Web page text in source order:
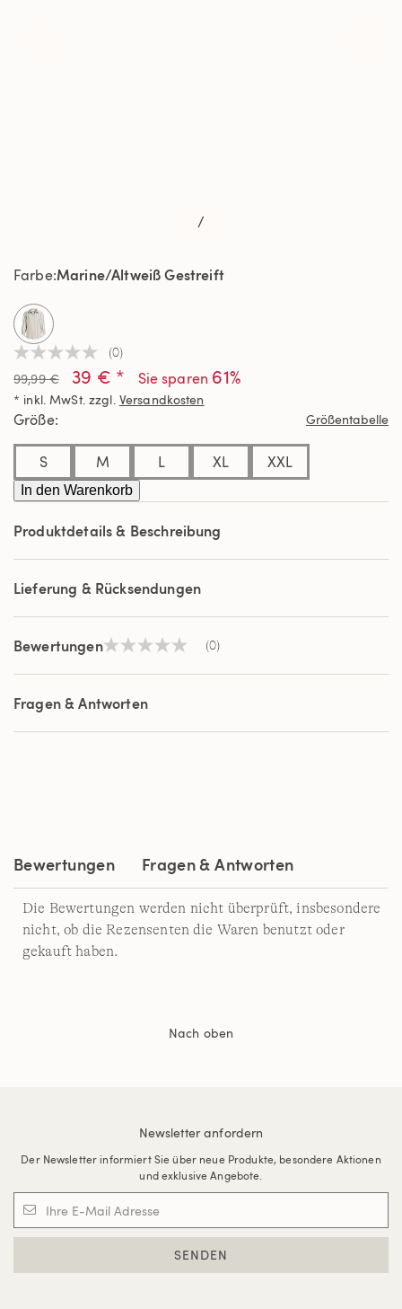
/
Kein
Beurteilungswert
Link
auf
derselben
(0)
99,99 € 39 € * Sie sparen 61%
* inkl. MwSt. zzgl. Versandkosten
FarbeMarine/Altweiß Gestreift
selected
Größe Größentabelle
S M L XL XXL
In den Warenkorb
Produktdetails & Beschreibung
Lieferung & Rücksendungen
BewertungenKein
Link
derselben
(0)
Fragen & Antworten
Bewertungen Fragen & Antworten
Die Bewertungen werden nicht überprüft, insbesondere
nicht, ob die Rezensenten die Waren benutzt oder
gekauft haben.
Nach oben
Newsletter anfordern
Der Newsletter informiert Sie über neue Produkte, besondere Aktionen
und exklusive Angebote.
SENDEN